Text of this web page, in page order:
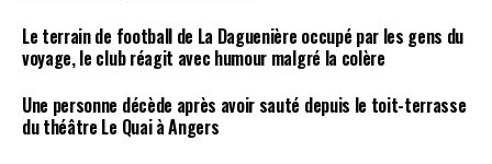
Le terrain de football de La Daguenière occupé par les gens du
voyage, le club réagit avec humour malgré la colère
Une personne décède après avoir sauté depuis le toit-terrasse
du théâtre Le Quai à Angers